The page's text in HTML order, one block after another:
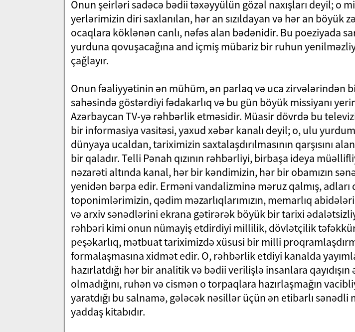
Onun şeirləri sadəcə bədii təxəyyülün gözəl naxışları deyil; o
yerlərimizin diri saxlanılan, hər an sızıldayan və hər an böyük
ocaqlara köklənən canlı, nəfəs alan bədənidir. Bu poeziyada
yurduna qovuşacağına and içmiş mübariz bir ruhun
çağlayır.
Onun fəaliyyətinin ən mühüm, ən parlaq və uca zirvələrindən
sahəsində göstərdiyi fədakarlıq və bu gün böyük missiyanı
Azərbaycan TV-yə rəhbərlik etməsidir. Müasir dövrdə bu
bir informasiya vasitəsi, yaxud xəbər kanalı deyil; o, ulu
dünyaya ucaldan, tariximizin saxtalaşdırılmasının qarşısını
bir qaladır. Telli Pənah qızının rəhbərliyi, birbaşa ideya
nəzarəti altında kanal, hər bir kəndimizin, hər bir obamızın
yenidən bərpa edir. Erməni vandalizminə məruz qalmış,
toponimlərimizin, qədim məzarlıqlarımızın, memarlıq
və arxiv sənədlərini ekrana gətirərək böyük bir tarixi
rəhbəri kimi onun nümayiş etdirdiyi millilik, dövlətçilik
peşəkarlıq, mətbuat tariximizdə xüsusi bir milli
formalaşmasına xidmət edir. O, rəhbərlik etdiyi kanalda
hazırlatdığı hər bir analitik və bədii verilişlə insanlara
olmadığını, ruhən və cismən o torpaqlara hazırlaşmağın
yaratdığı bu salnamə, gələcək nəsillər üçün ən etibarlı sənədli
yaddaş kitabıdır.